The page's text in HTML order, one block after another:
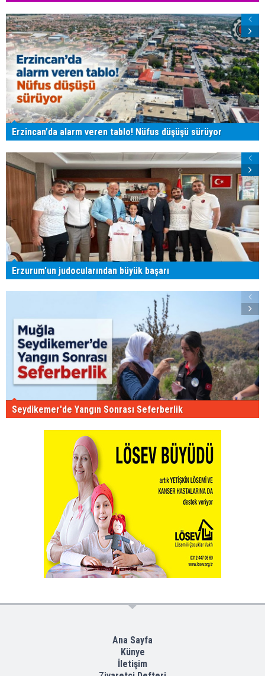
Erzincan'da alarm veren tablo! Nüfus düşüşü sürüyor
Erzurum'un judocularından büyük başarı
Seydikemer'de Yangın Sonrası Seferberlik
Ana Sayfa
Künye
İletişim